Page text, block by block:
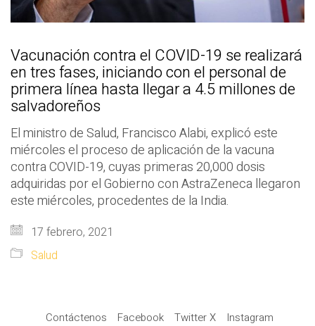
Vacunación contra el COVID-19 se realizará
en tres fases, iniciando con el personal de
primera línea hasta llegar a 4.5 millones de
salvadoreños
El ministro de Salud, Francisco Alabi, explicó este
miércoles el proceso de aplicación de la vacuna
contra COVID-19, cuyas primeras 20,000 dosis
adquiridas por el Gobierno con AstraZeneca llegaron
este miércoles, procedentes de la India.
17 febrero, 2021
Salud
Contáctenos Facebook Twitter X Instagram